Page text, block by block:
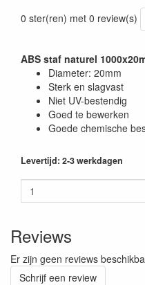
0 ster(ren) met 0 review(s)
ABS staf naturel
Diameter: 20mm
Sterk en slagvast
Niet UV-bestendig
Goed te bewerken
Goede chemische
Levertijd: 2-3 werkdagen
Reviews
Er zijn geen reviews
Schrijf een review